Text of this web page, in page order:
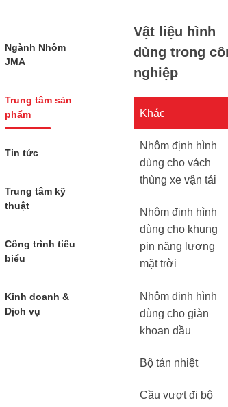
Ngành Nhôm
JMA
Trung tâm sản
phẩm
Tin tức
Trung tâm kỹ
thuật
Công trình tiêu
biểu
Kinh doanh &
Dịch vụ
Vật liệu hình
dùng trong
nghiệp
Khác
Nhôm định hình
dùng cho vách
thùng xe vận tải
Nhôm định hình
dùng cho khung
pin năng lượng
mặt trời
Nhôm định hình
dùng cho giàn
khoan dầu
Bộ tản nhiệt
Cầu vượt đi bộ